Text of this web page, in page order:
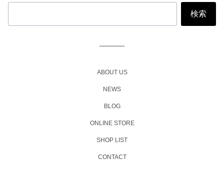
ABOUT US
NEWS
BLOG
ONLINE STORE
SHOP LIST
CONTACT